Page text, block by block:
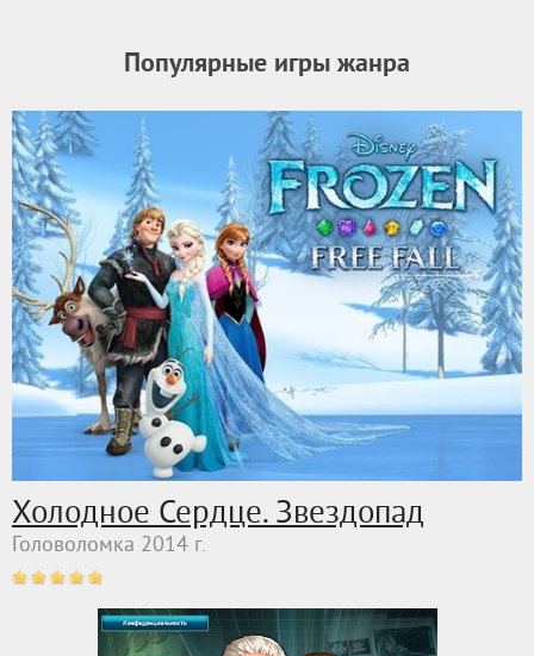
Популярные игры жанра
Холодное Сердце. Звездопад
Головоломка 2014 г.